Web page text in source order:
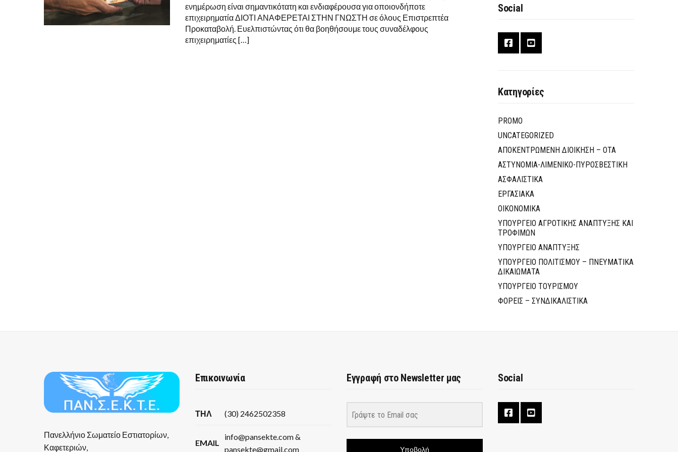
ενημέρωση είναι σημαντικότατη και ενδιαφέρουσα για οποιονδήποτε
επιχειρηματία ΔΙΟΤΙ ΑΝΑΦΕΡΕΤΑΙ ΣΤΗΝ ΓΝΩΣΤΗ σε όλους Επιστρεπτέα
Προκαταβολή. Ευελπιστώντας ότι θα βοηθήσουμε τους συναδέλφους
επιχειρηματίες […]
Social
Κατηγορίες
PROMO
UNCATEGORIZED
ΑΠΟΚΕΝΤΡΩΜΕΝΗ ΔΙΟΙΚΗΣΗ – ΟΤΑ
ΑΣΤΥΝΟΜΙΑ-ΛΙΜΕΝΙΚΟ-ΠΥΡΟΣΒΕΣΤΙΚΗ
ΑΣΦΑΛΙΣΤΙΚΑ
ΕΡΓΑΣΙΑΚΑ
ΟΙΚΟΝΟΜΙΚΑ
ΥΠΟΥΡΓΕΙΟ ΑΓΡΟΤΙΚΗΣ ΑΝΑΠΤΥΞΗΣ ΚΑΙ
ΤΡΟΦΙΜΩΝ
ΥΠΟΥΡΓΕΙΟ ΑΝΑΠΤΥΞΗΣ
ΥΠΟΥΡΓΕΙΟ ΠΟΛΙΤΙΣΜΟΥ – ΠΝΕΥΜΑΤΙΚΑ
ΔΙΚΑΙΩΜΑΤΑ
ΥΠΟΥΡΓΕΙΟ ΤΟΥΡΙΣΜΟΥ
ΦΟΡΕΙΣ – ΣΥΝΔΙΚΑΛΙΣΤΙΚΑ
Πανελλήνιο Σωματείο Εστιατορίων,
Καφετεριών,
Επικοινωνία
ΤΗΛ (30) 2462502358
EMAIL
info@pansekte.com &
pansekte@gmail.com
Εγγραφή στο Newsletter μας
Υποβολή
Social